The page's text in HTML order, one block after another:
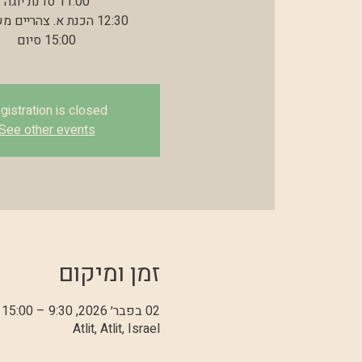
15:00 סיום
is closed
other events
זמן ומיקום
02 בפבר׳ 2026, 9:30 – 15:00 GMT‎+2‎
Atlit, Atlit, Israel